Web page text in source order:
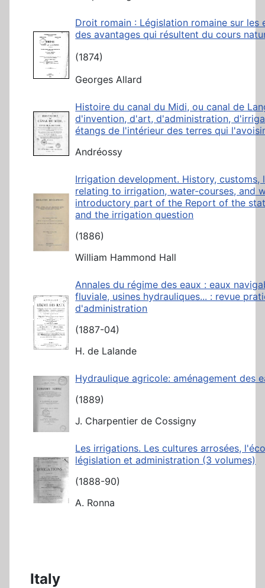
Droit romain : Législation romaine sur
des avantages qui résultent du cours
(1874)
Georges Allard
Histoire du canal du Midi, ou canal de
d'invention, d'art, d'administration,
étangs de l'intérieur des terres qui
Andréossy
Irrigation development. History,
relating to irrigation, water-courses, and
introductory part of the Report of the
and the irrigation question
(1886)
William Hammond Hall
Annales du régime des eaux : eaux
fluviale, usines hydrauliques... : revue
d'administration
(1887-04)
H. de Lalande
Hydraulique agricole: aménagement des
(1889)
J. Charpentier de Cossigny
Les irrigations. Les cultures arrosées,
législation et administration (3 volumes)
(1888-90)
A. Ronna
Italy